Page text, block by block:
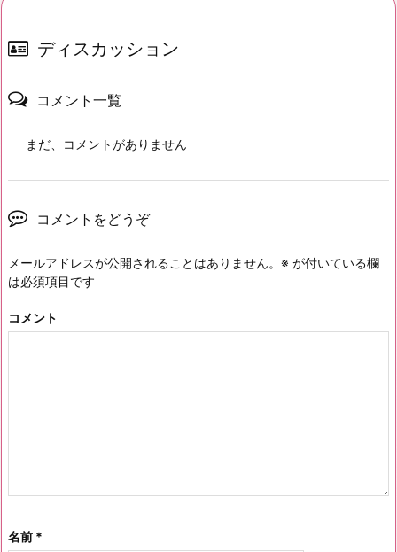
ディスカッション
コメント一覧
まだ、コメントがありません
コメントをどうぞ
メールアドレスが公開されることはありません。 ※ が付いている欄
は必須項目です
コメント
名前 *